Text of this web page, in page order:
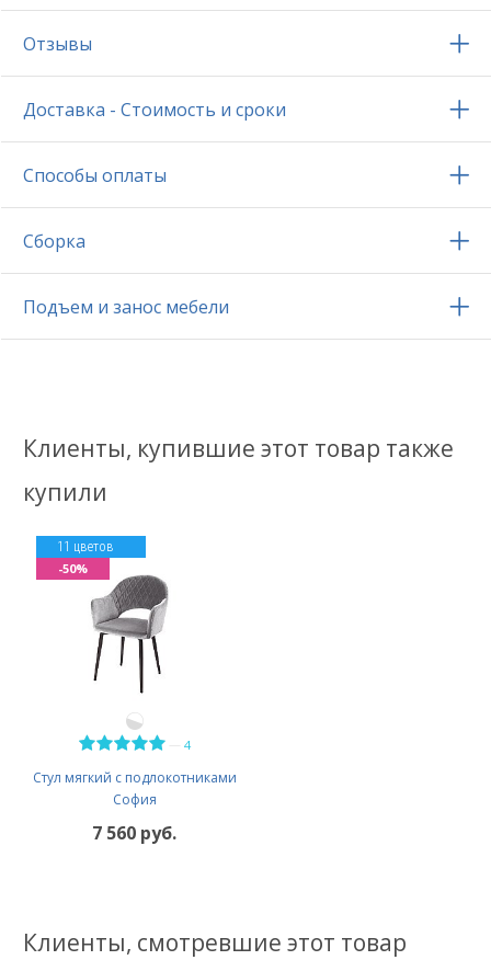
Отзывы
Доставка - Стоимость и сроки
Способы оплаты
Сборка
Подъем и занос мебели
Клиенты, купившие этот товар также
купили
4
Стул мягкий с подлокотниками
София
11 цветов
7 560 руб.
-50%
Клиенты, смотревшие этот товар